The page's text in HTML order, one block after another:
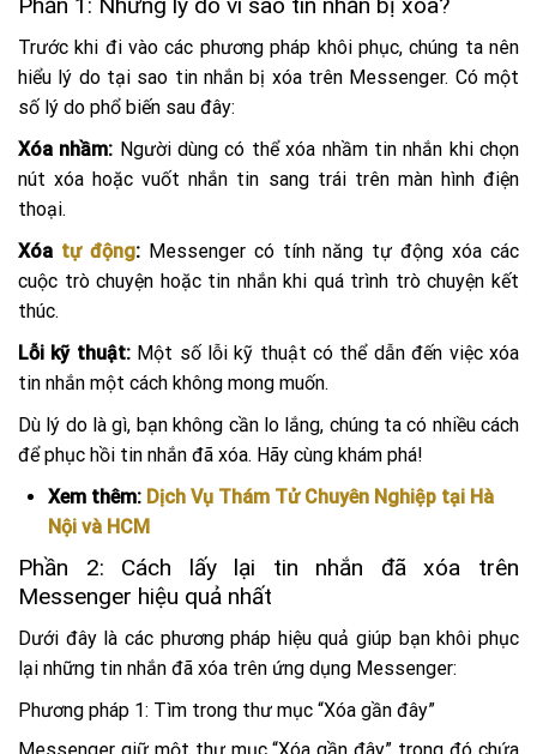
Phần 1: Những lý do vì sao tin nhắn bị xóa?
Trước khi đi vào các phương pháp khôi phục, chúng ta nên
hiểu lý do tại sao tin nhắn bị xóa trên Messenger. Có một
số lý do phổ biến sau đây:
Xóa nhầm: Người dùng có thể xóa nhầm tin nhắn khi chọn
nút xóa hoặc vuốt nhắn tin sang trái trên màn hình điện
thoại.
Xóa tự động: Messenger có tính năng tự động xóa các
cuộc trò chuyện hoặc tin nhắn khi quá trình trò chuyện kết
thúc.
Lỗi kỹ thuật:Một số lỗi kỹ thuật có thể dẫn đến việc xóa
tin nhắn một cách không mong muốn.
Dù lý do là gì, bạn không cần lo lắng, chúng ta có nhiều cách
để phục hồi tin nhắn đã xóa. Hãy cùng khám phá!
Xem thêm: Dịch Vụ Thám Tử Chuyên Nghiệp tại Hà
Nội và HCM
Phần 2: Cách lấy lại tin nhắn đã xóa trên
Messenger hiệu quả nhất
Dưới đây là các phương pháp hiệu quả giúp bạn khôi phục
lại những tin nhắn đã xóa trên ứng dụng Messenger:
Phương pháp 1: Tìm trong thư mục “Xóa gần đây”
Messenger giữ một thư mục “Xóa gần đây” trong đó chứa